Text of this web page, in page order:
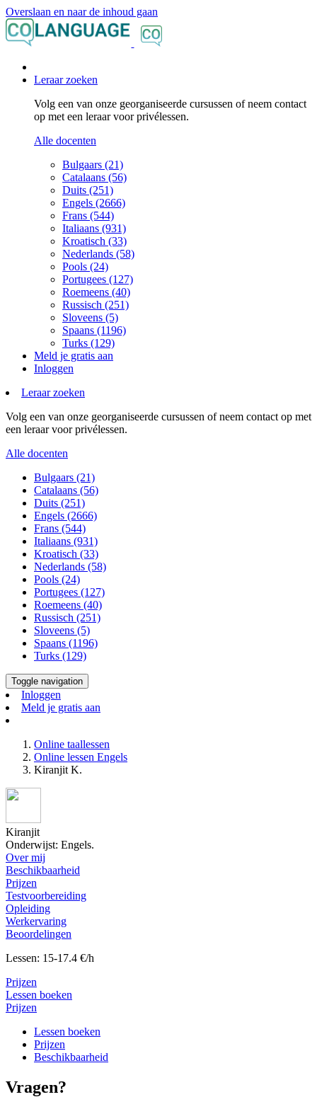
Overslaan en naar de inhoud gaan
Leraar zoeken
Volg een van onze georganiseerde cursussen of neem contact
op met een leraar voor privélessen.
Alle docenten
Bulgaars (21)
Catalaans (56)
Duits (251)
Engels (2666)
Frans (544)
Italiaans (931)
Kroatisch (33)
Nederlands (58)
Pools (24)
Portugees (127)
Roemeens (40)
Russisch (251)
Sloveens (5)
Spaans (1196)
Turks (129)
Meld je gratis aan
Inloggen
Leraar zoeken
Volg een van onze georganiseerde cursussen of neem contact op met
een leraar voor privélessen.
Alle docenten
Bulgaars (21)
Catalaans (56)
Duits (251)
Engels (2666)
Frans (544)
Italiaans (931)
Kroatisch (33)
Nederlands (58)
Pools (24)
Portugees (127)
Roemeens (40)
Russisch (251)
Sloveens (5)
Spaans (1196)
Turks (129)
Toggle navigation
Inloggen
Meld je gratis aan
Online taallessen
Online lessen Engels
Kiranjit K.
Kiranjit
Onderwijst: Engels.
Over mij
Beschikbaarheid
Prijzen
Testvoorbereiding
Opleiding
Werkervaring
Beoordelingen
Lessen: 15-17.4 €/h
Prijzen
Lessen boeken
Prijzen
Lessen boeken
Prijzen
Beschikbaarheid
Vragen?